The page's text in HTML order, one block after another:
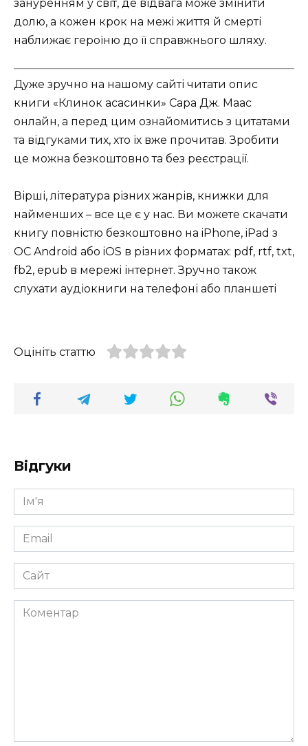
зануренням у світ, де відвага може змінити
долю, а кожен крок на межі життя й смерті
наближає героїню до її справжнього шляху.
Дуже зручно на нашому сайті читати опис
книги «Клинок асасинки» Сара Дж. Маас
онлайн, а перед цим ознайомитись з цитатами
та відгуками тих, хто їх вже прочитав. Зробити
це можна безкоштовно та без реєстрації.
Вірші, література різних жанрів, книжки для
найменших – все це є у нас. Ви можете скачати
книгу повністю безкоштовно на iPhone, iPad з
ОС Android або iOS в різних форматах: pdf, rtf, txt,
fb2, epub в мережі інтернет. Зручно також
слухати аудіокниги на телефоні або планшеті
Оцініть статтю
Відгуки
Ім'я
*
Email
*
Сайт
Коментар